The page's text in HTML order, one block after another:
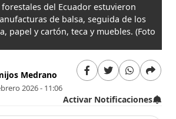
del Ecuador estuvieron
de balsa, seguida de los
papel y cartón, teca y muebles. (Foto
Medrano
2026 - 11:06
Activar Notificaciones